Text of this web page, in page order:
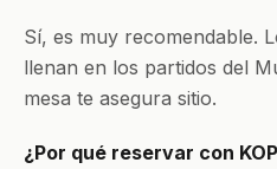
Sí, es muy recomendable.
llenan en los partidos del
mesa te asegura sitio.
¿Por qué reservar con